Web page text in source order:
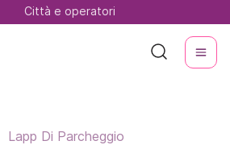
Città e operatori
Città e operatori
Lapp Di Parcheggio